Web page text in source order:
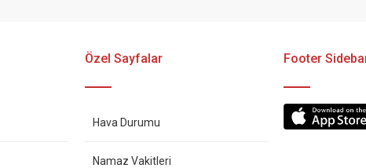
Özel Sayfalar
Hava Durumu
Namaz Vakitleri
Footer